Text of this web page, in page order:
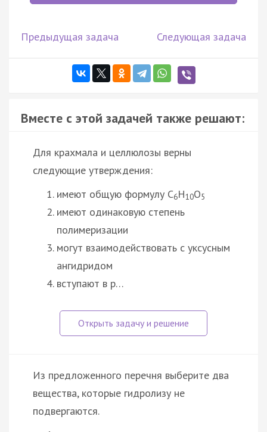
Предыдущая задача Следующая задача
Вместе с этой задачей также решают:
Для крахмала и целлюлозы верны
следующие утверждения:
имеют общую формулу C6H10O5
имеют одинаковую степень
полимеризации
могут взаимодействовать с уксусным
ангидридом
вступают в р…
Из предложенного перечня выберите два
вещества, которые гидролизу не
подвергаются.